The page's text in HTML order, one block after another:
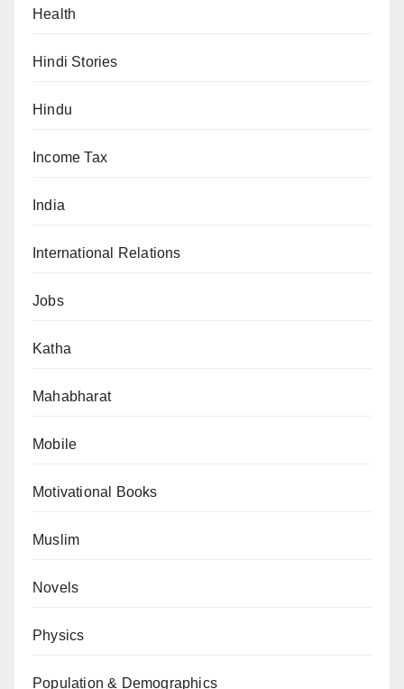
Health
Hindi Stories
Hindu
Income Tax
India
International Relations
Jobs
Katha
Mahabharat
Mobile
Motivational Books
Muslim
Novels
Physics
Population & Demographics